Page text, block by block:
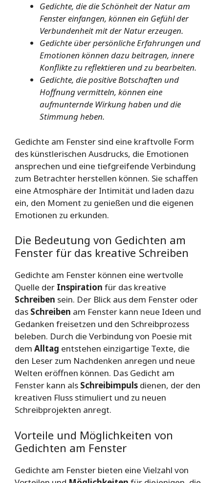
Gedichte, die die Schönheit der Natur am
Fenster einfangen, können ein Gefühl der
Verbundenheit mit der Natur erzeugen.
Gedichte über persönliche Erfahrungen und
Emotionen können dazu beitragen, innere
Konflikte zu reflektieren und zu bearbeiten.
Gedichte, die positive Botschaften und
Hoffnung vermitteln, können eine
aufmunternde Wirkung haben und die
Stimmung heben.
Gedichte am Fenster sind eine kraftvolle Form
des künstlerischen Ausdrucks, die Emotionen
ansprechen und eine tiefgreifende Verbindung
zum Betrachter herstellen können. Sie schaffen
eine Atmosphäre der Intimität und laden dazu
ein, den Moment zu genießen und die eigenen
Emotionen zu erkunden.
Die Bedeutung von Gedichten am
Fenster für das kreative Schreiben
Gedichte am Fenster können eine wertvolle
Quelle der Inspiration für das kreative
Schreiben sein. Der Blick aus dem Fenster oder
das Schreiben am Fenster kann neue Ideen und
Gedanken freisetzen und den Schreibprozess
beleben. Durch die Verbindung von Poesie mit
dem Alltag entstehen einzigartige Texte, die
den Leser zum Nachdenken anregen und neue
Welten eröffnen können. Das Gedicht am
Fenster kann als Schreibimpuls dienen, der den
kreativen Fluss stimuliert und zu neuen
Schreibprojekten anregt.
Vorteile und Möglichkeiten von
Gedichten am Fenster
Gedichte am Fenster bieten eine Vielzahl von